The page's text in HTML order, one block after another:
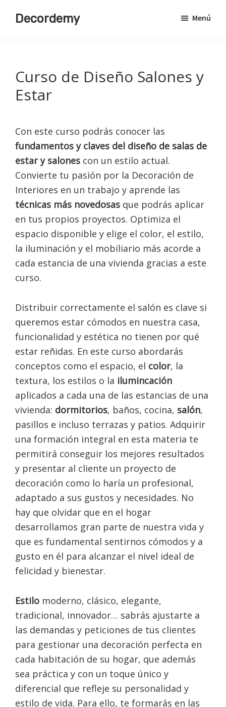
Decordemy Menú
Curso de Diseño Salones y
Estar
Con este curso podrás conocer las
fundamentos y claves del diseño de salas de
estar y salones con un estilo actual.
Convierte tu pasión por la Decoración de
Interiores en un trabajo y aprende las
técnicas más novedosas que podrás aplicar
en tus propios proyectos. Optimiza el
espacio disponible y elige el color, el estilo,
la iluminación y el mobiliario más acorde a
cada estancia de una vivienda gracias a este
curso.
Distribuir correctamente el salón es clave si
queremos estar cómodos en nuestra casa,
funcionalidad y estética no tienen por qué
estar reñidas. En este curso abordarás
conceptos como el espacio, el color, la
textura, los estilos o la ilumincación
aplicados a cada una de las estancias de una
vivienda: dormitorios, baños, cocina, salón,
pasillos e incluso terrazas y patios. Adquirir
una formación integral en esta materia te
permitirá conseguir los mejores resultados
y presentar al cliente un proyecto de
decoración como lo haría un profesional,
adaptado a sus gustos y necesidades. No
hay que olvidar que en el hogar
desarrollamos gran parte de nuestra vida y
que es fundamental sentirnos cómodos y a
gusto en él para alcanzar el nivel ideal de
felicidad y bienestar.
Estilo moderno, clásico, elegante,
tradicional, innovador… sabrás ajustarte a
las demandas y peticiones de tus clientes
para gestionar una decoración perfecta en
cada habitación de su hogar, que además
sea práctica y con un toque único y
diferencial que refleje su personalidad y
estilo de vida. Para ello, te formarás en las